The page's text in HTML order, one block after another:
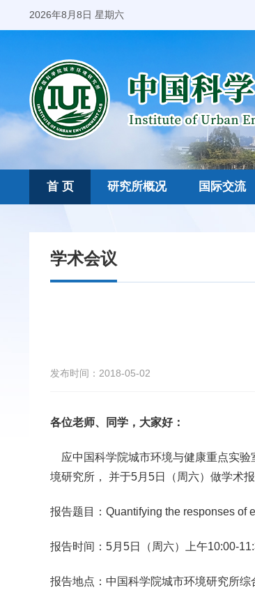
2026年8月8日 星期六
首 页 研究所概况 国际交流
学术会议
发布时间：2018-05-02
各位老师、同学，大家好：
应中国科学院城市环境与健康重点实验
境研究所， 并于5月5日（周六）做学术
报告题目：Quantifying the responses of
报告时间：5月5日（周六）上午10:00-
报告地点：中国科学院城市环境研究所综